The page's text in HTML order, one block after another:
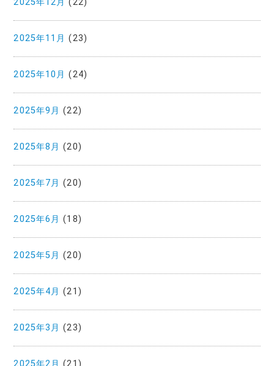
2025年11月 (23)
2025年10月 (24)
2025年9月 (22)
2025年8月 (20)
2025年7月 (20)
2025年6月 (18)
2025年5月 (20)
2025年4月 (21)
2025年3月 (23)
2025年2月 (21)